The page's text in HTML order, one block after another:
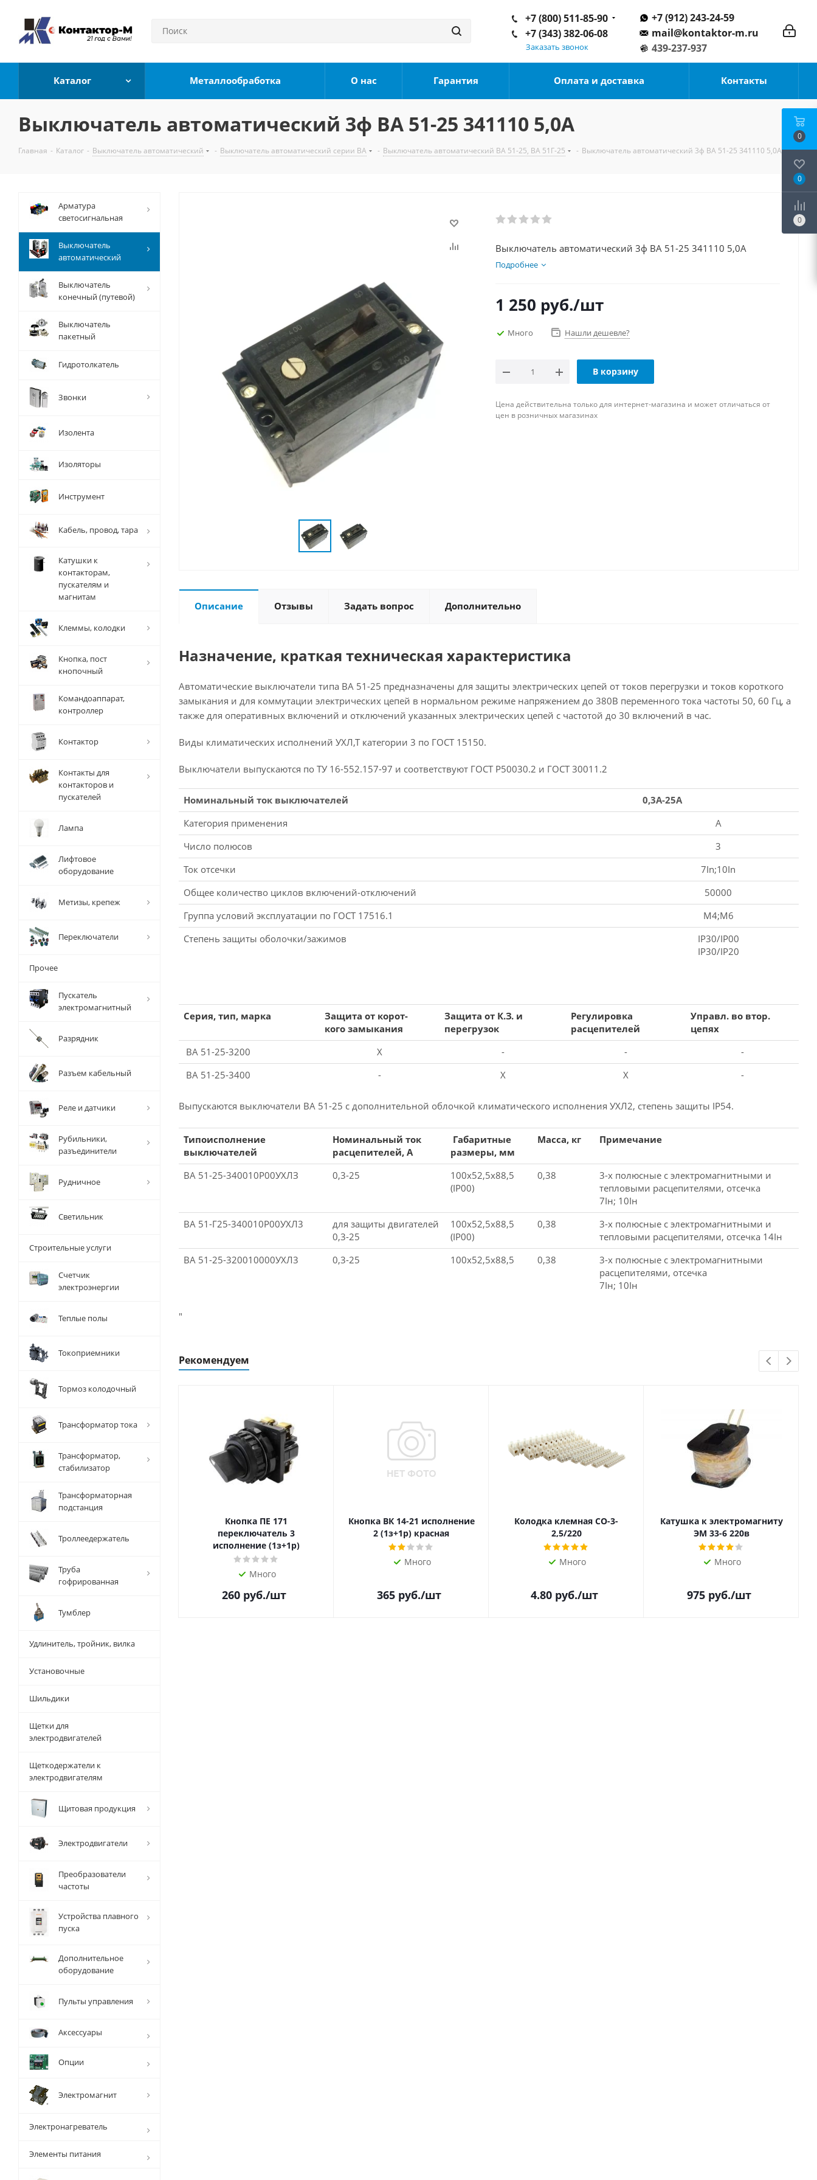
+7 (912) 243-24-59
mail@kontaktor-m.ru
439-237-937
+7 (800) 511-85-90
+7 (343) 382-06-08
Заказать звонок
Каталог Металлообработка О нас Гарантия Оплата и доставка Контакты
Выключатель автоматический 3ф ВА 51-25 341110 5,0А
Главная - Каталог - Выключатель автоматический - Выключатель автоматический серии ВА - Выключатель автоматический ВА 51-25, ВА 51Г-25 - Выключатель автоматический 3ф ВА 51-25 341110 5,0А
Выключатель автоматический 3ф ВА 51-25 341110 5,0А
Подробнее
1 250 руб./шт
Много Нашли дешевле?
В корзину
Цена действительна только для интернет-магазина и может отличаться от
цен в розничных магазинах
Описание Отзывы Задать вопрос Дополнительно
Назначение, краткая техническая характеристика
Автоматические выключатели типа ВА 51-25 предназначены для защиты электрических цепей от токов перегрузки и токов короткого
замыкания и для коммутации электрических цепей в нормальном режиме напряжением до 380В переменного тока частоты 50, 60 Гц, а
также для оперативных включений и отключений указанных электрических цепей с частотой до 30 включений в час.
Виды климатических исполнений УХЛ,Т категории 3 по ГОСТ 15150.
Выключатели выпускаются по ТУ 16-552.157-97 и соответствуют ГОСТ Р50030.2 и ГОСТ 30011.2
Номинальный ток выключателей
0,3A-25A
Категория применения
A
Число полюсов
3
Ток отсечки
7In;10In
Общее количество циклов включений-отключений
50000
Группа условий эксплуатации по ГОСТ 17516.1
M4;M6
Степень защиты оболочки/зажимов
IP30/IP00
IP30/IP20
Серия, тип, марка
Защита от корот-
кого замыкания
Защита от К.З. и
перегрузок
Регулировка
расцепителей
Управл. во втор.
цепях
ВА 51-25-3200
X - -
-
ВА 51-25-3400
- X X -
Выпускаются выключатели ВА 51-25 с дополнительной облочкой климатического исполнения УХЛ2, степень защиты IP54.
Типоисполнение
выключателей
Номинальный ток
расцепителей, A
Габаритные
размеры, мм
Масса, кг Примечание
ВА 51-25-340010Р00УХЛЗ 0,3-25
100х52,5х88,5
(IP00)
0,38
3-х полюсные с электромагнитными и
тепловыми расцепителями, отсечка
7Iн; 10Iн
ВА 51-Г25-340010P00УХЛ3
для защиты двигателей
0,3-25
100х52,5х88,5
(IP00)
0,38
3-х полюсные с электромагнитными и
тепловыми расцепителями, отсечка 14Iн
ВА 51-25-320010000УХЛ3
0,3-25 100х52,5х88,5 0,38
3-х полюсные с электромагнитными
расцепителями, отсечка
7Iн; 10Iн
"
Рекомендуем
Кнопка ПЕ 171
переключатель 3
исполнение (1з+1р)
Много
260 руб./шт
Кнопка ВК 14-21 исполнение
2 (1з+1р) красная
Много
365 руб./шт
Колодка клемная СО-3-
2,5/220
Много
4.80руб./шт
Катушка к электромагниту
ЭМ 33-6 220в
Много
975 руб./шт
Арматура
светосигнальная
Выключатель
автоматический
Выключатель
конечный (путевой)
Выключатель
пакетный
Гидротолкатель
Звонки
Изолента
Изоляторы
Инструмент
Кабель, провод, тара
Катушки к
контакторам,
пускателям и
магнитам
Клеммы, колодки
Кнопка, пост
кнопочный
Командоаппарат,
контроллер
Контактор
Контакты для
контакторов и
пускателей
Лампа
Лифтовое
оборудование
Метизы, крепеж
Переключатели
Прочее
Пускатель
электромагнитный
Разрядник
Разъем кабельный
Реле и датчики
Рубильники,
разъединители
Рудничное
Светильник
Строительные услуги
Счетчик
электроэнергии
Теплые полы
Токоприемники
Тормоз колодочный
Трансформатор тока
Трансформатор,
стабилизатор
Трансформаторная
подстанция
Троллеедержатель
Труба
гофрированная
Тумблер
Удлинитель, тройник, вилка
Установочные
Шильдики
Щетки для
электродвигателей
Щеткодержатели к
электродвигателям
Щитовая продукция
Электродвигатели
Преобразователи
частоты
Устройства плавного
пуска
Дополнительное
оборудование
Пульты управления
Аксессуары
Опции
Электромагнит
Электронагреватель
Элементы питания
0
0
0